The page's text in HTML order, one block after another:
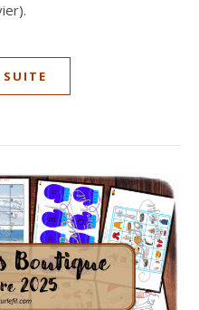
SUITE